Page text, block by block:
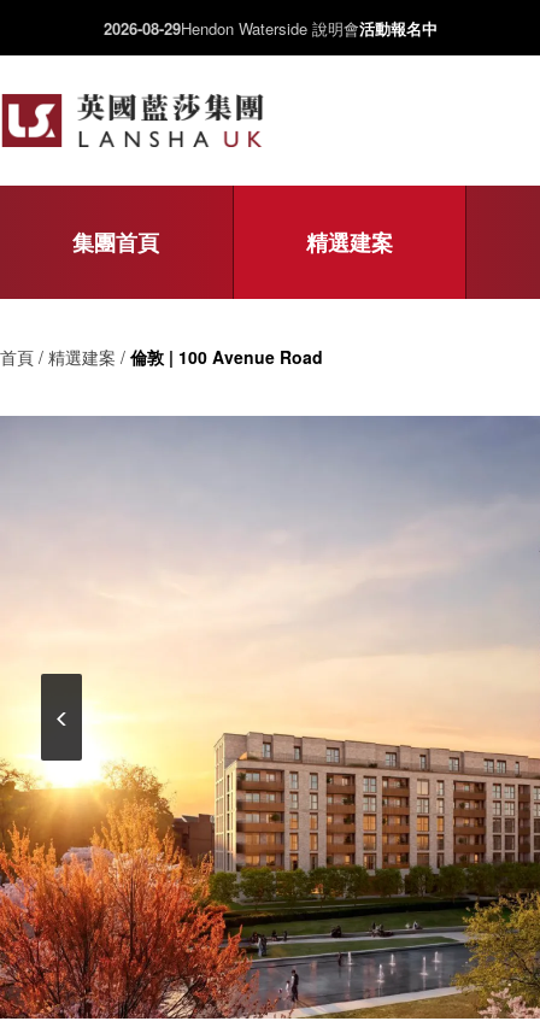
2026-08-29Hendon Waterside 說明會活動報名中
集團首頁 精選建案
首頁 / 精選建案 / 倫敦 | 100 Avenue Road